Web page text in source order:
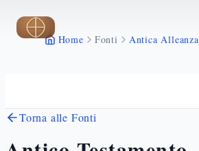
Vai al contenuto principale
Home Fonti Antica Alleanza
Torna alle Fonti